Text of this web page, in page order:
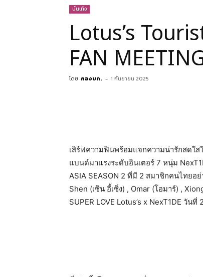
บันเทิง
Lotus’s
FAN
โดย กองบก. - 1 กันยายน 2025
เสิร์ฟความฟินพร้อมแจกความน่ารักสดใ
แบนด์มาแรงระดับอินเตอร์ 7 หนุ่ม
ASIA SEASON 2 ที่มี 2 สมาชิกคนไทยอ
Shen (เซิน อี้เซิ่ง) , Omar (โอมาร์) ,
SUPER LOVE Lotus’s x NexT1DE วั